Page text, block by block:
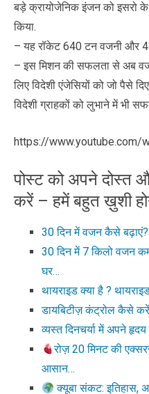
बड़े क्रायोजेनिक इंजन को इसरो के
किया.
– यह रॉकेट 640 टन वजनी और
– इस मिशन की सफलता से अब
लिए विदेशी एंजेसियों को जो पैसे
विदेशी ग्राहकों को लुभाने में भी
https://www.youtube.com/
पोस्ट को अपने दोस्त
करें – हमें बहुत ख़ुशी
30 दिन में वजन कैसे
30 दिन में 7 किलो वजन
घर…
थायराइड क्या है ?
डायबिटीज़ कंट्रोल कैसे
व्यस्त दिनचर्या में अपने
रोज़ 20 मिनट की
आसान…
क्यूबा संकट: इतिहास,